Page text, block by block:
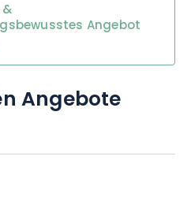
Angebot
Angebote